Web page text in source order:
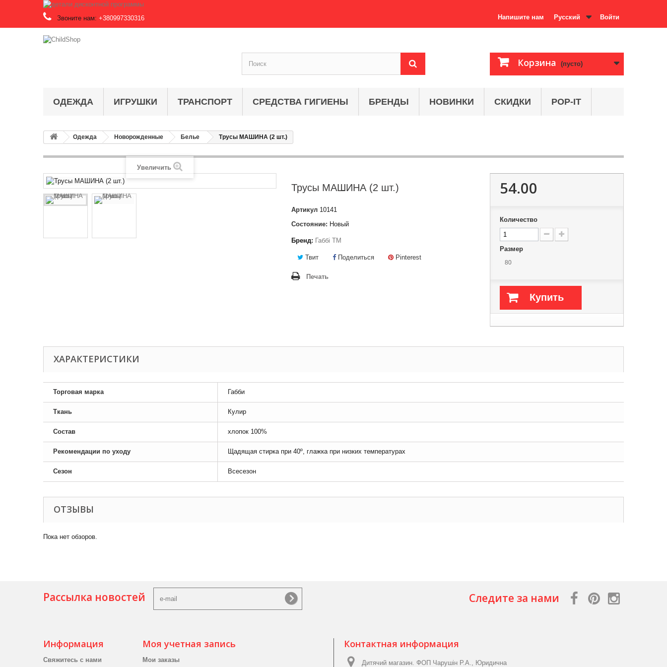
Войти
Русский
Напишите нам
Звоните нам: +380997330316
Корзина (пусто)
ОДЕЖДА ИГРУШКИ ТРАНСПОРТ СРЕДСТВА ГИГИЕНЫ БРЕНДЫ НОВИНКИ СКИДКИ POP-IT
Одежда Новорожденные Белье Трусы МАШИНА (2 шт.)
Увеличить
Трусы МАШИНА (2 шт.)
Артикул 10141
Состояние: Новый
Бренд: Габбі ТМ
Твит Поделиться Pinterest
Печать
54.00
Количество
Размер
80
Купить
ХАРАКТЕРИСТИКИ
Торговая марка Габби
Ткань Кулир
Состав хлопок 100%
Рекомендации по уходу Щадящая стирка при 40º, глажка при низких температурах
Сезон Всесезон
ОТЗЫВЫ
Пока нет обзоров.
Рассылка новостей Следите за нами
Информация
Свяжитесь с нами
Моя учетная запись
Мои заказы
Контактная информация
Дитячий магазин. ФОП Чарушін Р.А., Юридична